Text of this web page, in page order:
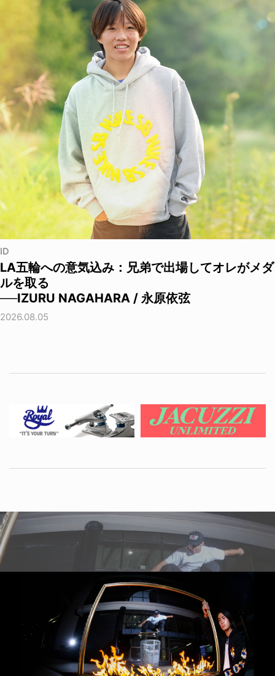
ID
LA五輪への意気込み：兄弟で出場してオレがメダ
ルを取る
──IZURU NAGAHARA / 永原依弦
2026.08.05